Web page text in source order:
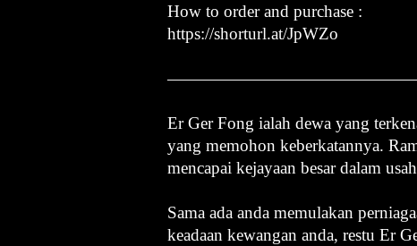
How to order and purchase :
https://shorturl.at/JpWZo
Er Ger Fong ialah dewa yang
yang memohon keberkatannya.
mencapai kejayaan besar dalam
Sama ada anda memulakan
keadaan kewangan anda, restu Er